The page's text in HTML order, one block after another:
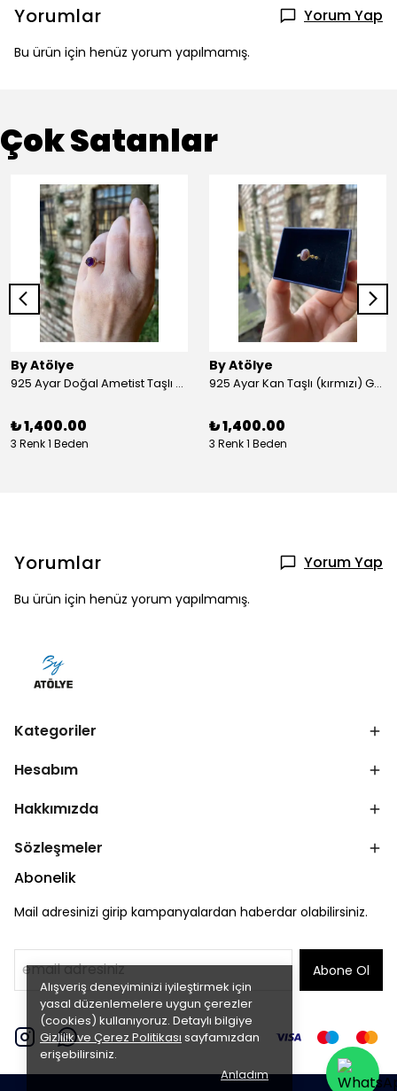
Alışveriş deneyiminizi iyileştirmek için
yasal düzenlemelere uygun çerezler
(cookies) kullanıyoruz. Detaylı bilgiye
Gizlilik ve Çerez Politikası sayfamızdan
erişebilirsiniz.
Anladım
Yorumlar Yorum Yap
Bu ürün için henüz yorum yapılmamış.
Çok Satanlar
By Atölye
925 Ayar Doğal Ametist Taşlı Yuvarlak Gümüş Yüzük
₺ 1,400.00
3 Renk 1 Beden
By Atölye
925 Ayar Kan Taşlı (kırmızı) Gümüş Yüzük
₺ 1,400.00
3 Renk 1 Beden
Yorumlar Yorum Yap
Bu ürün için henüz yorum yapılmamış.
Kategoriler
Hesabım
Hakkımızda
Sözleşmeler
Abonelik
Mail adresinizi girip kampanyalardan haberdar olabilirsiniz.
Abone Ol